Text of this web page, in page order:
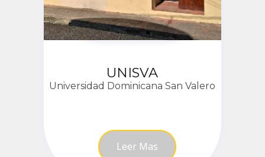
UNISVA
Universidad Dominicana San Valero
Leer Mas